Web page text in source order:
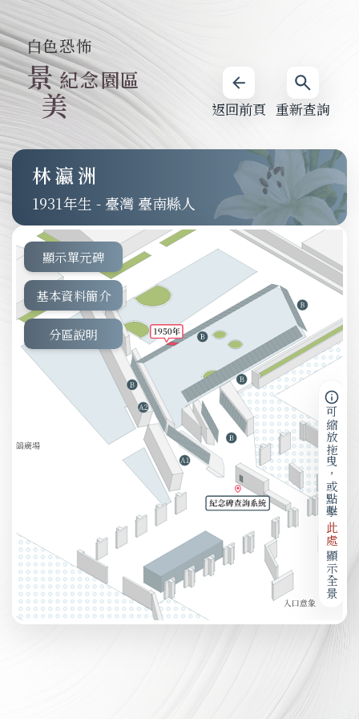
重新查詢
返回前頁
白色恐怖
景
美
紀念園區
林瀛洲
1931 - 臺灣 臺南縣人
顯示單元碑
基本資料簡介
分區說明
可縮放拖曳，或點擊
此處
顯示全景